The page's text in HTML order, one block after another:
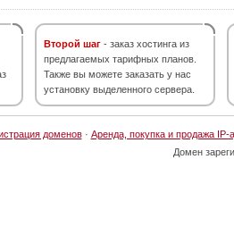
Второй шаг - заказ хостинга из
предлагаемых тарифных планов.
Также вы можете заказать у нас
установку выделенного сервера.
доменов· Аренда, покупка и продажа IP-
Домен